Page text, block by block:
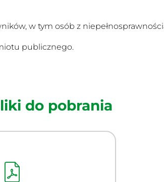
w tym osób z
publicznego.
do pobrania